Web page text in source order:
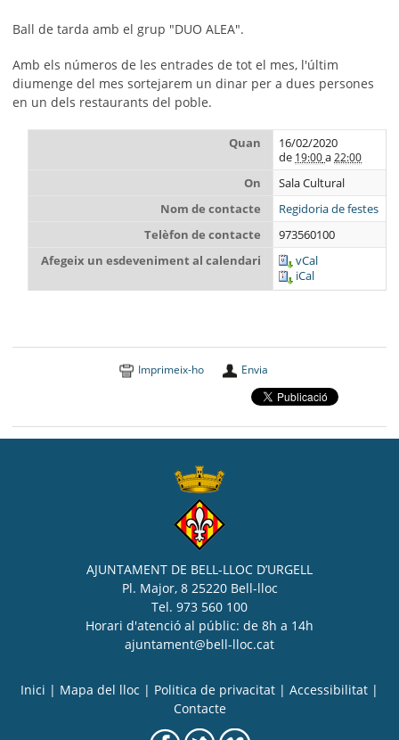
BELL-LLOC SOLUCIONA
Ball de tarda amb el grup "DUO ALEA".
Amb els números de les entrades de tot el mes, l'últim
diumenge del mes sortejarem un dinar per a dues persones
en un dels restaurants del poble.
Quan
16/02/2020
de 19:00 a22:00
On
Sala Cultural
Nom de contacte
Regidoria de festes
Telèfon de contacte
973560100
Afegeix un esdeveniment al calendari
vCal
iCal
Imprimeix-ho Envia
AJUNTAMENT DE BELL-LLOC D’URGELL
Pl. Major, 8 25220 Bell-lloc
Tel. 973 560 100
Horari d'atenció al públic: de 8h a 14h
ajuntament@bell-lloc.cat
Inici | Mapa del lloc | Politica de privacitat | Accessibilitat |
Contacte